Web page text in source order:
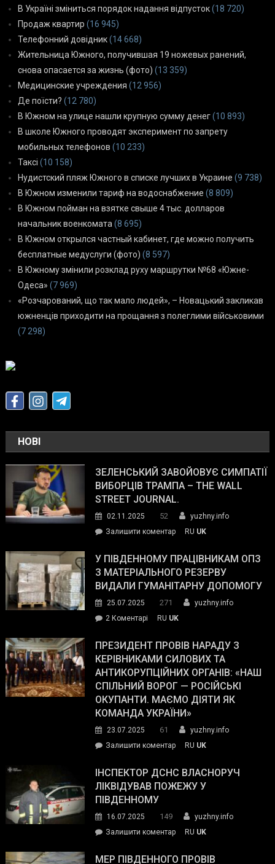
В Україні зміниться порядок надання відпусток(18 720)
Продаж квартир (16 945)
Телефонний довідник(14 668)
Жительница Южного, получившая 19 ножевых ранений,
снова опасается за жизнь (фото) (13 359)
Медицинские учреждения (12 956)
Де поїсти? (12 780)
В Южном на улице нашли крупную сумму денег(10 893)
В школе Южного проводят эксперимент по запрету
мобильных телефонов (10 233)
Таксі (10 158)
Нудистский пляж Южного в списке лучших в Украине (9 738)
В Южном изменили тариф на водоснабжение (8 809)
В Южном пойман на взятке свыше 4 тыс. долларов
начальник военкомата (8 695)
В Южном открылся частный кабинет, где можно получить
бесплатные медуслуги (фото) (8 597)
В Южному змінили розклад руху маршрутки №68 «Южне-
Одеса» (7 969)
«Розчарований, що так мало людей», – Новацький закликав
южненців приходити на прощання з полеглими військовими
(7 298)
НОВІ
ЗЕЛЕНСЬКИЙ ЗАВОЙОВУЄ СИМПАТІЇ
ВИБОРЦІВ ТРАМПА – THE WALL
STREET JOURNAL.
02.11.2025 52
yuzhny.info
Залишити коментарon
завойовує
симпатії
виборців
The
Street
Journal.
RU UK
У ПІВДЕННОМУ ПРАЦІВНИКАМ ОПЗ
З МАТЕРІАЛЬНОГО РЕЗЕРВУ
ВИДАЛИ ГУМАНІТАРНУ ДОПОМОГУ
25.07.2025 271
yuzhny.info
2 Коментарі
Південному
працівникам
ОПЗ
з
матеріального
резерву
гуманітарну
допомогу
RU UK
ПРЕЗИДЕНТ ПРОВІВ НАРАДУ З
КЕРІВНИКАМИ СИЛОВИХ ТА
АНТИКОРУПЦІЙНИХ ОРГАНІВ: «НАШ
СПІЛЬНИЙ ВОРОГ — РОСІЙСЬКІ
ОКУПАНТИ. МАЄМО ДІЯТИ ЯК
КОМАНДА УКРАЇНИ»
23.07.2025 61
yuzhny.info
Залишити коментарon
провів
нараду
силових
та
органів:
RU UK
ІНСПЕКТОР ДСНС ВЛАСНОРУЧ
ЛІКВІДУВАВ ПОЖЕЖУ У
ПІВДЕННОМУ
16.07.2025 149
yuzhny.info
Залишити коментарon
ДСНС
RU UK
МЕР ПІВДЕННОГО ПРОВІВ